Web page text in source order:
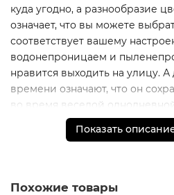
куда угодно, а разнообразие
означает, что вы можете
соответствует вашему
водонепроницаем и
нравится выходить на улицу. А
времени означают, что он
во время веселой
вечернего отдыха под
для стереозвука или
и позвольте музыке перенести
Показать
Похожие товары